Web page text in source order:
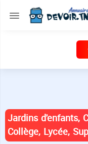
Jardins d'enfants,
Collège, Lycée,